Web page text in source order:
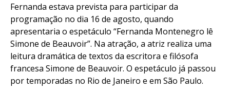
Fernanda estava prevista para participar da
programação no dia 16 de agosto, quando
apresentaria o espetáculo “Fernanda Montenegro lê
Simone de Beauvoir”. Na atração, a atriz realiza uma
leitura dramática de textos da escritora e filósofa
francesa Simone de Beauvoir. O espetáculo já passou
por temporadas no Rio de Janeiro e em São Paulo.